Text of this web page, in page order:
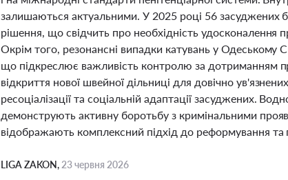
залишаються актуальними. У 2025 році 56 засуджених
рішення, що свідчить про необхідність удосконалення
Окрім того, резонансні випадки катувань у Одеському
що підкреслює важливість контролю за дотриманням
відкриття нової швейної дільниці для довічно
ресоціалізації та соціальній адаптації засуджених.
демонструють активну боротьбу з кримінальними
відображають комплексний підхід до реформування та
LIGA ZAKON, 23 червня 2026